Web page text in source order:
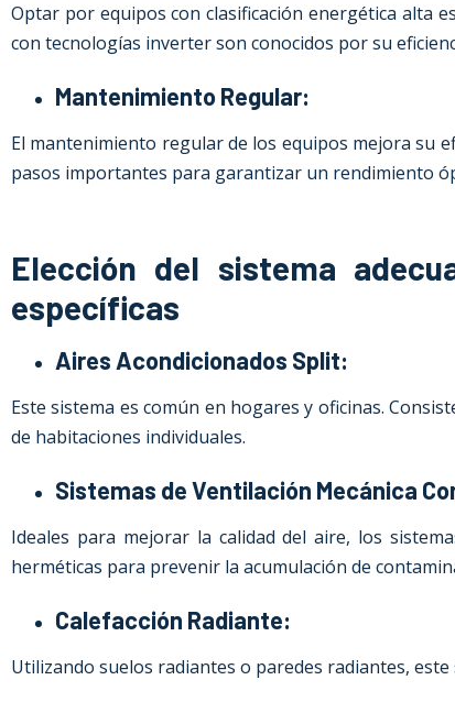
Optar por equipos con clasificación energética alta
con tecnologías inverter son conocidos por su
Mantenimiento Regular:
El mantenimiento regular de los equipos mejora su
pasos importantes para garantizar un rendimiento
Elección del sistema
específicas
Aires Acondicionados Split:
Este sistema es común en hogares y oficinas.
de habitaciones individuales.
Sistemas de Ventilación Mecánica
Ideales para mejorar la calidad del aire, los
herméticas para prevenir la acumulación de
Calefacción Radiante:
Utilizando suelos radiantes o paredes radiantes,